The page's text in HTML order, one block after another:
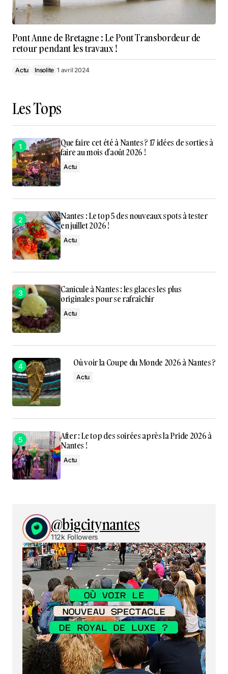
Pont Anne de Bretagne : Le Pont Transbordeur de
retour pendant les travaux !
Actu Insolite 1 avril 2024
Les Tops
Que faire cet été à Nantes ? 17 idées de sorties à
faire au mois d’août 2026 !
Actu
Nantes : Le top 5 des nouveaux spots à tester
en juillet 2026 !
Actu
Canicule à Nantes : les glaces les plus
originales pour se rafraîchir
Actu
Où voir la Coupe du Monde 2026 à Nantes ?
Actu
After : Le top des soirées après la Pride 2026 à
Nantes !
Actu
@bigcitynantes
112k Followers